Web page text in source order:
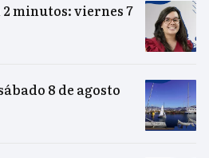
minutos: viernes 7
8 de agosto